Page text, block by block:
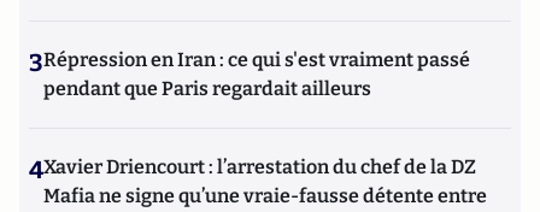
3Répression en Iran : ce qui s'est vraiment passé
pendant que Paris regardait ailleurs
4Xavier Driencourt : l’arrestation du chef de la DZ
Mafia ne signe qu’une vraie-fausse détente entre